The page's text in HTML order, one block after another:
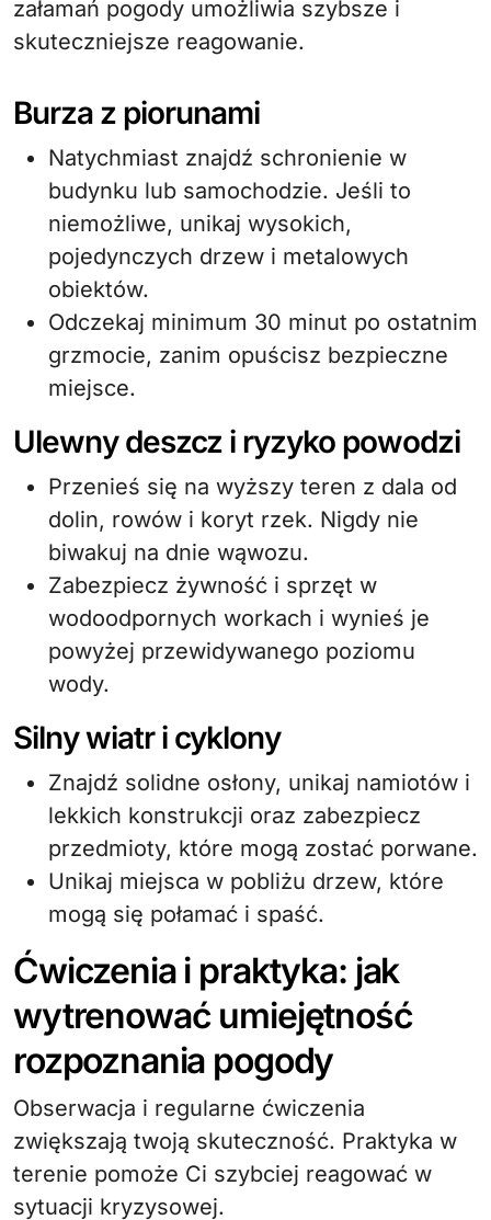
załamań pogody umożliwia szybsze i
skuteczniejsze reagowanie.
Burza z piorunami
Natychmiast znajdź schronienie w
budynku lub samochodzie. Jeśli to
niemożliwe, unikaj wysokich,
pojedynczych drzew i metalowych
obiektów.
Odczekaj minimum 30 minut po ostatnim
grzmocie, zanim opuścisz bezpieczne
miejsce.
Ulewny deszcz i ryzyko powodzi
Przenieś się na wyższy teren z dala od
dolin, rowów i koryt rzek. Nigdy nie
biwakuj na dnie wąwozu.
Zabezpiecz żywność i sprzęt w
wodoodpornych workach i wynieś je
powyżej przewidywanego poziomu
wody.
Silny wiatr i cyklony
Znajdź solidne osłony, unikaj namiotów i
lekkich konstrukcji oraz zabezpiecz
przedmioty, które mogą zostać porwane.
Unikaj miejsca w pobliżu drzew, które
mogą się połamać i spaść.
Ćwiczenia i praktyka: jak
wytrenować umiejętność
rozpoznania pogody
Obserwacja i regularne ćwiczenia
zwiększają twoją skuteczność. Praktyka w
terenie pomoże Ci szybciej reagować w
sytuacji kryzysowej.